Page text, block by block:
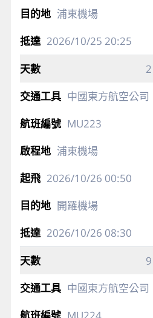
浦東機場
2026/10/25 20:25
2
中國東方航空公司
MU223
浦東機場
2026/10/26 00:50
開羅機場
2026/10/26 08:30
9
中國東方航空公司